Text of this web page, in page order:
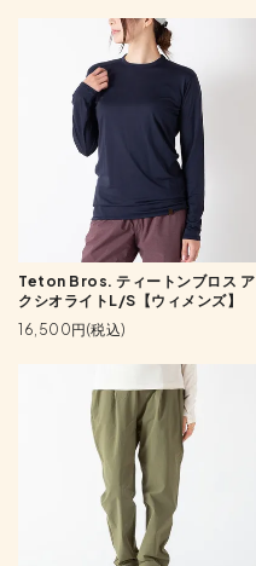
Teton Bros. ティートンブロス ア
クシオライトL/S【ウィメンズ】
16,500円(税込)